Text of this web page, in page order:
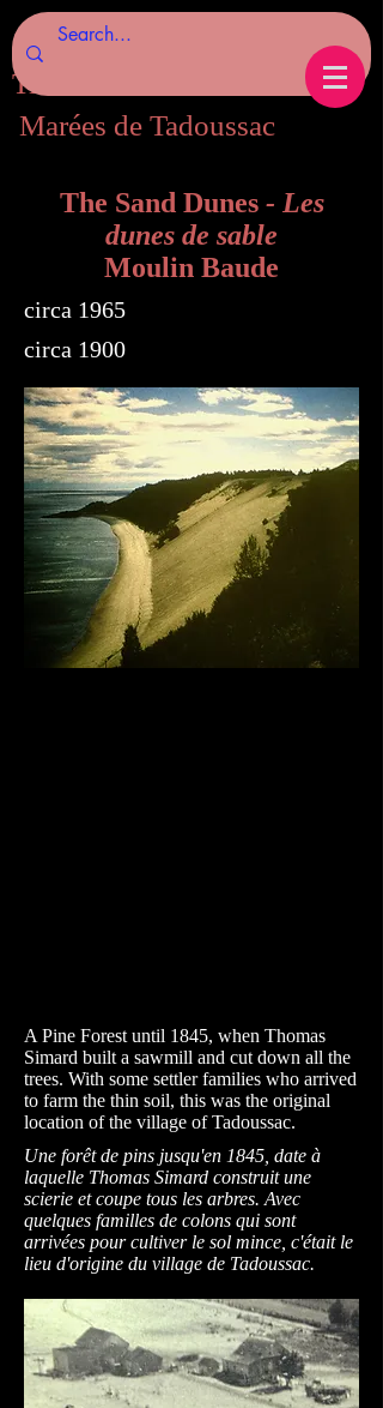
Tides of Tadoussac.com
Marées de Tadoussac
The Sand Dunes- Les
dunes de sable
Moulin Baude
circa 1965
circa 1900
A Pine Forest until 1845, when Thomas
Simard built a sawmill and cut down all the
trees. With some settler families who arrived
to farm the thin soil, this was the original
location of the village of Tadoussac.
Une forêt de pins jusqu'en 1845, date à
laquelle Thomas Simard construit une
scierie et coupe tous les arbres. Avec
quelques familles de colons qui sont
arrivées pour cultiver le sol mince, c'était le
lieu d'origine du village de Tadoussac.